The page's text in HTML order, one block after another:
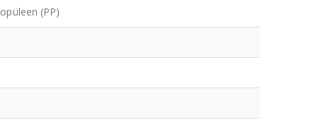
(PP)